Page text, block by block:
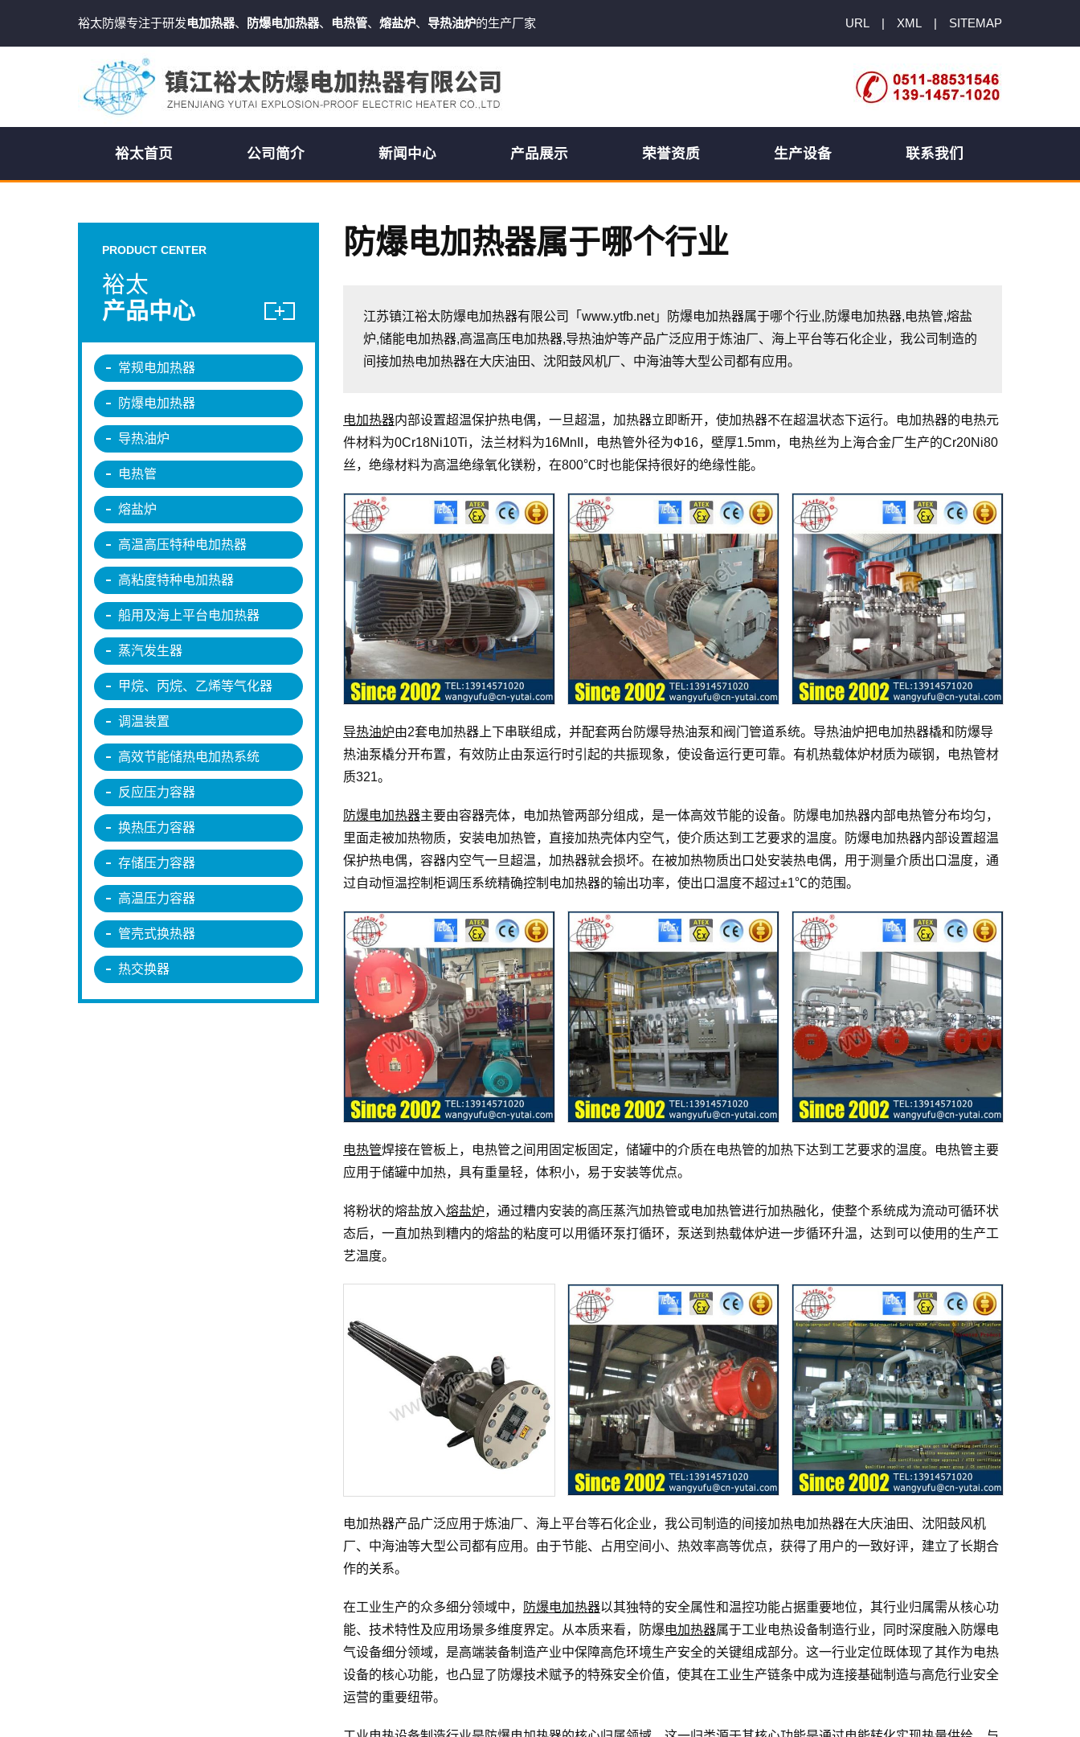
裕太防爆专注于研发电加热器、 防爆电加热器、 电热管、 熔盐炉、 导热油炉的生产厂家 URL | XML | SITEMAP
裕太首页 公司简介 新闻中心 产品展示 荣誉资质 生产设备 联系我们
防爆电加热器属于哪个行业
江苏镇江裕太防爆电加热器有限公司「www.ytfb.net」防爆电加热器属于哪个行业,防爆电加热器,电热管,熔盐
炉,储能电加热器,高温高压电加热器,导热油炉等产品广泛应用于炼油厂、海上平台等石化企业，我公司制造的
间接加热电加热器在大庆油田、沈阳鼓风机厂、中海油等大型公司都有应用。
电加热器内部设置超温保护热电偶，一旦超温，加热器立即断开，使加热器不在超温状态下运行。电加热器的电热元
件材料为0Cr18Ni10Ti，法兰材料为16MnII，电热管外径为Φ16，壁厚1.5mm，电热丝为上海合金厂生产的Cr20Ni80
丝，绝缘材料为高温绝缘氧化镁粉，在800℃时也能保持很好的绝缘性能。
导热油炉由2套电加热器上下串联组成，并配套两台防爆导热油泵和阀门管道系统。导热油炉把电加热器橇和防爆导
热油泵橇分开布置，有效防止由泵运行时引起的共振现象，使设备运行更可靠。有机热载体炉材质为碳钢，电热管材
质321。
防爆电加热器主要由容器壳体，电加热管两部分组成，是一体高效节能的设备。防爆电加热器内部电热管分布均匀，
里面走被加热物质，安装电加热管，直接加热壳体内空气，使介质达到工艺要求的温度。防爆电加热器内部设置超温
保护热电偶，容器内空气一旦超温，加热器就会损坏。在被加热物质出口处安装热电偶，用于测量介质出口温度，通
过自动恒温控制柜调压系统精确控制电加热器的输出功率，使出口温度不超过±1℃的范围。
电热管焊接在管板上，电热管之间用固定板固定，储罐中的介质在电热管的加热下达到工艺要求的温度。电热管主要
应用于储罐中加热，具有重量轻，体积小，易于安装等优点。
将粉状的熔盐放入熔盐炉，通过糟内安装的高压蒸汽加热管或电加热管进行加热融化，使整个系统成为流动可循环状
态后，一直加热到糟内的熔盐的粘度可以用循环泵打循环，泵送到热载体炉进一步循环升温，达到可以使用的生产工
艺温度。
电加热器产品广泛应用于炼油厂、海上平台等石化企业，我公司制造的间接加热电加热器在大庆油田、沈阳鼓风机
厂、中海油等大型公司都有应用。由于节能、占用空间小、热效率高等优点，获得了用户的一致好评，建立了长期合
作的关系。
在工业生产的众多细分领域中， 防爆电加热器以其独特的安全属性和温控功能占据重要地位，其行业归属需从核心功
能、技术特性及应用场景多维度界定。从本质来看，防爆电加热器属于工业电热设备制造行业，同时深度融入防爆电
气设备细分领域，是高端装备制造产业中保障高危环境生产安全的关键组成部分。这一行业定位既体现了其作为电热
设备的核心功能，也凸显了防爆技术赋予的特殊安全价值，使其在工业生产链条中成为连接基础制造与高危行业安全
运营的重要纽带。
PRODUCT CENTER
裕太
产品中心
常规电加热器
防爆电加热器
导热油炉
电热管
熔盐炉
高温高压特种电加热器
高粘度特种电加热器
船用及海上平台电加热器
蒸汽发生器
甲烷、丙烷、乙烯等气化器
调温装置
高效节能储热电加热系统
反应压力容器
换热压力容器
存储压力容器
高温压力容器
管壳式换热器
热交换器